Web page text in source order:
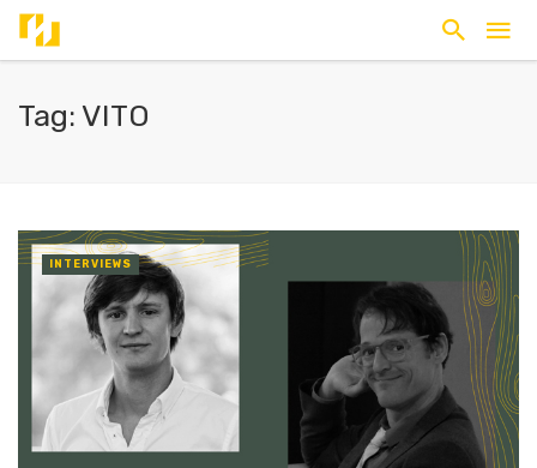
Tag: VITO
INTERVIEWS